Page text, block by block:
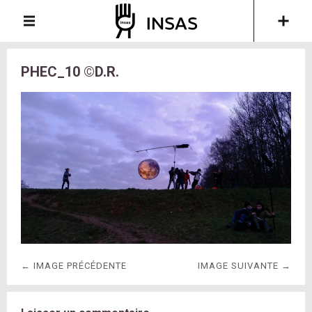
PHEC_10 ©D.R.
← IMAGE PRÉCÉDENTE IMAGE SUIVANTE →